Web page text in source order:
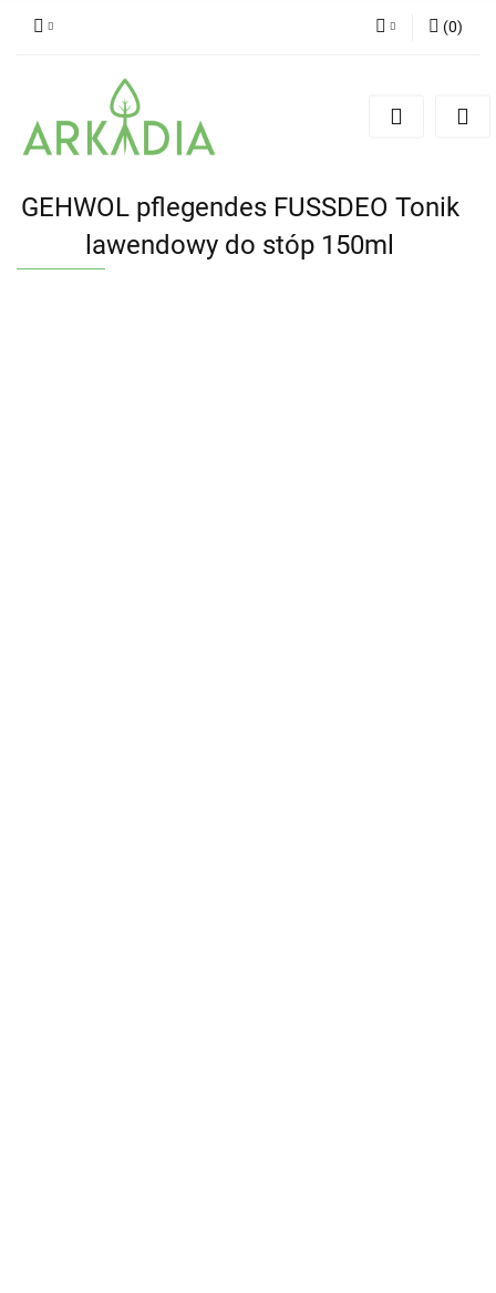
(0)
GEHWOL pflegendes FUSSDEO Tonik
lawendowy do stóp 150ml